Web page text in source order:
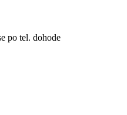
po tel. dohode